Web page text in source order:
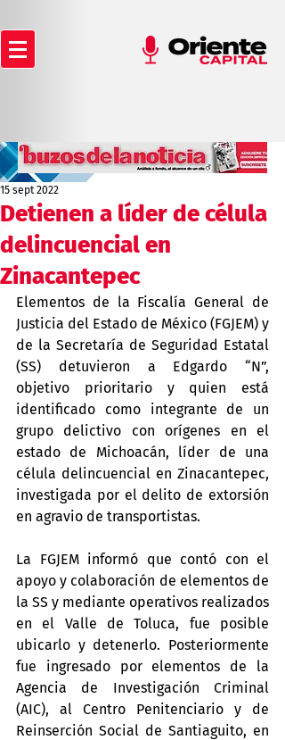
Detienen a líder de célula
delincuencial en
Zinacantepec
15 sept 2022
Elementos de la Fiscalía General de
Justicia del Estado de México (FGJEM) y
de la Secretaría de Seguridad Estatal
(SS) detuvieron a Edgardo “N”,
objetivo prioritario y quien está
identificado como integrante de un
grupo delictivo con orígenes en el
estado de Michoacán, líder de una
célula delincuencial en Zinacantepec,
investigada por el delito de extorsión
en agravio de transportistas.
La FGJEM informó que contó con el
apoyo y colaboración de elementos de
la SS y mediante operativos realizados
en el Valle de Toluca, fue posible
ubicarlo y detenerlo. Posteriormente
fue ingresado por elementos de la
Agencia de Investigación Criminal
(AIC), al Centro Penitenciario y de
Reinserción Social de Santiaguito, en